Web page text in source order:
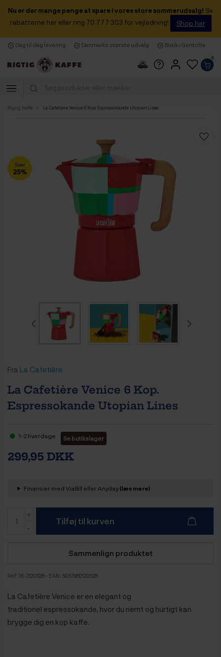
Nu er der mange penge at spare i vores store sommerudsalg! Se
rabatterne her eller ring 70 777 303 for vejledning!
Shop her
Dag til dag levering Danmarks største udvalg Butik i Gentofte
0
Rigtig Kaffe La Cafetière Venice 6 Kop. Espressokande Utopian Lines
Spar
25%
Fra La Cafetière
La Cafetière Venice 6 Kop.
Espressokande Utopian Lines
1-2 hverdage Se butikslager
299,95 DKK
Finansier med ViaBill eller Anyday(læs mere)
Tilføj til kurven
Sammenlign produktet
Ref: 15-2120528 - EAN: 5057982120528
La Cafetière Venice er en elegant og
traditionel espressokande, hvor du nemt og hurtigt kan
brygge dig en kop kaffe.